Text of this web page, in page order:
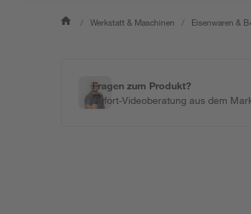
/ Werkstatt & Maschinen / Eisenwaren &
Fragen zum Produkt?
Sofort-Videoberatung aus dem